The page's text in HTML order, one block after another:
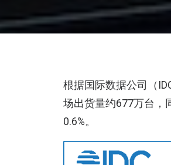
根据国际数据公司（
场出货量约677万台，
0.6%。